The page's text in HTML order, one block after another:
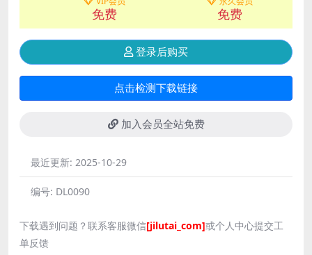
免费 免费
登录后购买
点击检测下载链接
加入会员全站免费
最近更新: 2025-10-29
编号: DL0090
下载遇到问题？联系客服微信[jilutai_com]或个人中心提交工
单反馈